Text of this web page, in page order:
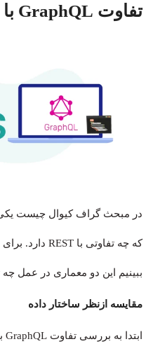
تفاوت GraphQL با REST
در مبحث گراف کیوال چیست
ببینیم این دو معماری در عمل چه
مقایسه ازنظر ساختار داده